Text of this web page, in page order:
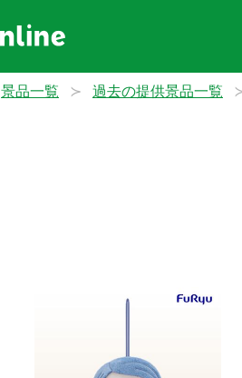
景品一覧 過去の提供景品一覧